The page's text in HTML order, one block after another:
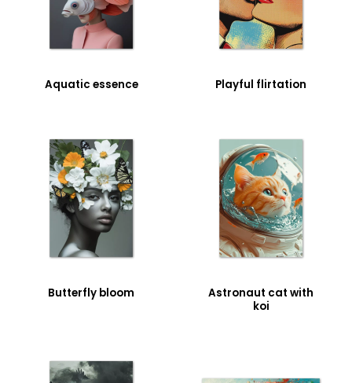
Aquatic essence Playful flirtation
Butterfly bloom
Astronaut cat with
koi